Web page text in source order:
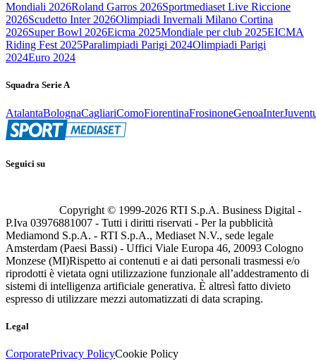
Mondiali 2026Roland Garros 2026Sportmediaset Live Riccione
2026Scudetto Inter 2026Olimpiadi Invernali Milano Cortina
2026Super Bowl 2026Eicma 2025Mondiale per club 2025EICMA
Riding Fest 2025Paralimpiadi Parigi 2024Olimpiadi Parigi
2024Euro 2024
Squadra Serie A
AtalantaBolognaCagliariComoFiorentinaFrosinoneGenoaInter
Seguici su
Copyright © 1999-2026 RTI S.p.A. Business Digital -
P.Iva 03976881007 - Tutti i diritti riservati - Per la pubblicità
Mediamond S.p.A. - RTI S.p.A., Mediaset N.V., sede legale
Amsterdam (Paesi Bassi) - Uffici Viale Europa 46, 20093 Cologno
Monzese (MI)Rispetto ai contenuti e ai dati personali trasmessi e/o
riprodotti è vietata ogni utilizzazione funzionale all’addestramento di
sistemi di intelligenza artificiale generativa. È altresì fatto divieto
espresso di utilizzare mezzi automatizzati di data scraping.
Legal
CorporatePrivacy PolicyCookie Policy